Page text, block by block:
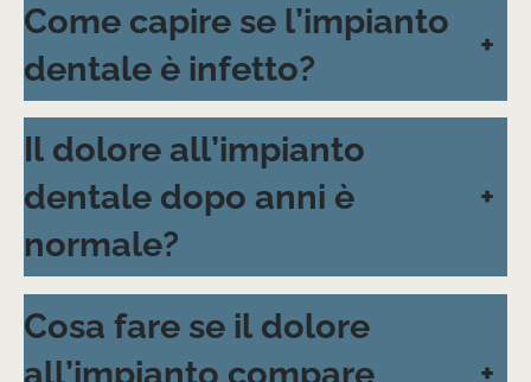
Come capire se l’impianto
dentale è infetto?
+
Il dolore all’impianto
dentale dopo anni è
normale?
+
Cosa fare se il dolore
all’impianto compare
+